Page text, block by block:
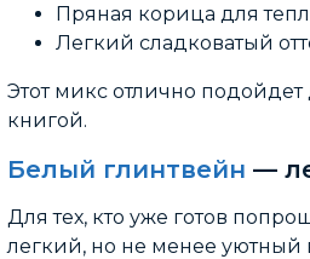
Пряная корица для
Легкий сладковатый
Этот микс отлично
книгой.
Белый глинтвейн —
Для тех, кто уже готов
легкий, но не менее